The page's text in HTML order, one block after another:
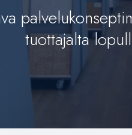
tuottajalta